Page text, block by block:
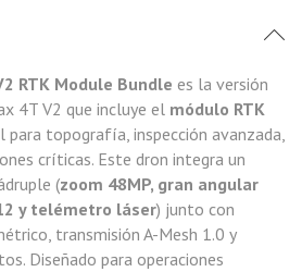
RTK Module Bundle es la versión
4T V2 que incluye el módulo RTK
para topografía, inspección avanzada,
críticas. Este dron integra un
(zoom 48MP, gran angular
y telémetro láser) junto con
transmisión A-Mesh 1.0 y
Diseñado para operaciones